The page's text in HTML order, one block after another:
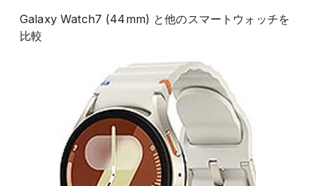
Galaxy Watch7 (44mm) と他のスマートウォッチを
比較